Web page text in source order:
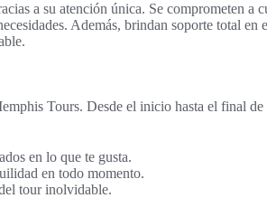
a su atención única. Se comprometen a
Además, brindan soporte total en
Tours. Desde el inicio hasta el final de
en lo que te gusta.
en todo momento.
tour inolvidable.